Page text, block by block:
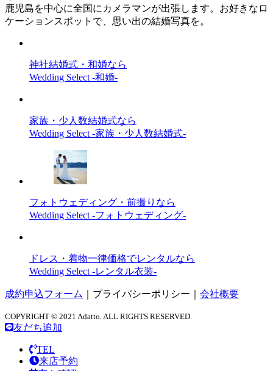
鹿児島を中心に全国にカメラマンが出張します。お好きなロ
ケーションスポットで、思い出の結婚写真を。
神社結婚式・和婚なら
Wedding Select -和婚-
家族・少人数結婚式なら
Wedding Select -家族・少人数結婚式-
フォトウェディング・前撮りなら
Wedding Select -フォトウェディング-
ドレス・着物一律価格でレンタルなら
Wedding Select -レンタル衣装-
成約申込フォーム プライバシーポリシー 会社概要
COPYRIGHT © 2021 Adatto. ALL RIGHTS RESERVED.
友だち追加
TEL
来店予約